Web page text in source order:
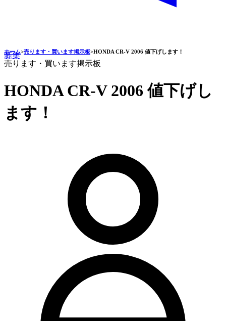
募集
ホーム>売ります・買います掲示板>HONDA CR-V 2006 値下げします！
売ります・買います掲示板
HONDA CR-V 2006 値下げし
ます！